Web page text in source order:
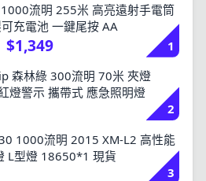
1000流明 255米 高亮遠射手電筒
充電池 一鍵尾按 AA
$1,349
1
森林綠 300流明 70米 夾燈
燈警示 攜帶式 應急照明燈
2
1000流明 2015 XM-L2 高性能
L型燈 18650*1 現貨
3